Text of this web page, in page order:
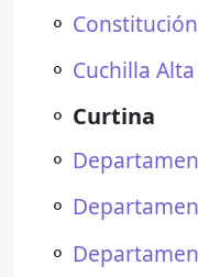
⚬ Constitución
⚬ Cuchilla Alta
⚬ Curtina
⚬
⚬
⚬